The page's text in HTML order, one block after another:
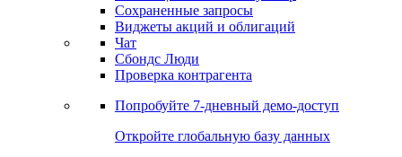
Сохраненные запросы
Виджеты акций и облигаций
Чат
Сбондс Люди
Проверка контрагента
Попробуйте 7-дневный демо-доступ
Откройте глобальную базу данных